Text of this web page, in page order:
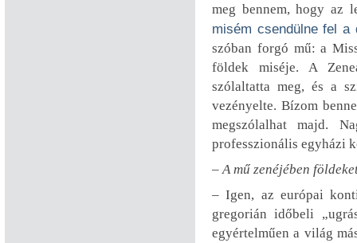
meg bennem, hogy az
misém csendülne fel a
szóban forgó mű: a
földek miséje. A
szólaltatta meg, és a
vezényelte. Bízom
megszólalhat majd.
professzionális egyházi
– A mű zenéjében
– Igen, az európai
gregorián időbeli
egyértelműen a világ